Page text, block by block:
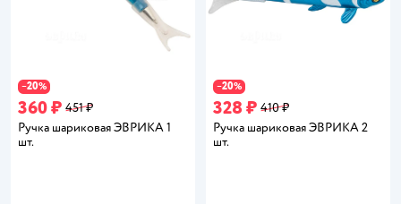
−20%
360 ₽ 451 ₽
Ручка шариковая ЭВРИКА 1
шт.
−20%
328 ₽ 410 ₽
Ручка шариковая ЭВРИКА 2
шт.